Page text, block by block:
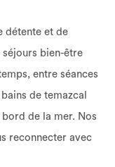
détente et de
séjours bien-être
entre séances
de temazcal
de la mer. Nos
reconnecter avec